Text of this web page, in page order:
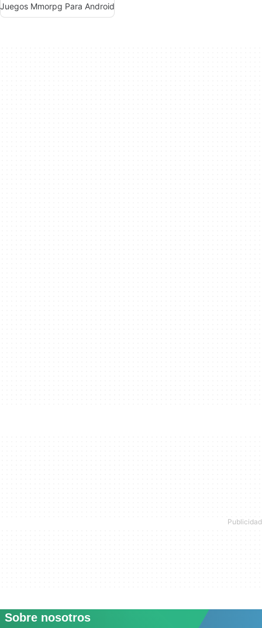
Juegos Mmorpg Para Android
Sobre nosotros